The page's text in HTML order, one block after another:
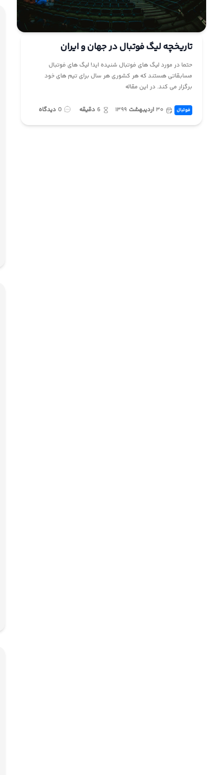
تاریخچه لیگ فوتبال در جهان و ایران
حتما در مورد لیگ های فوتبال شنیده اید! لیگ های فوتبال
مسابقاتی هستند که هر کشوری هر سال برای تیم های خود
برگزار می کند. در این مقاله
فوتبال ۳۰ اردیبهشت ۱۳۹۹ 6 دقیقه 0 دیدگاه